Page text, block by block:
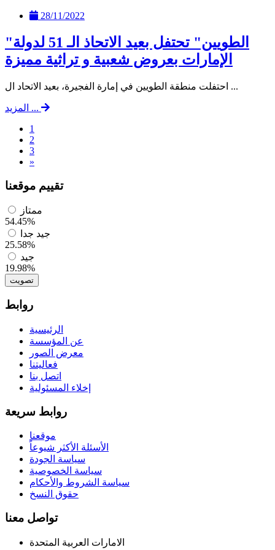
28/11/2022
"الطويين" تحتفل بعيد الاتحاذ الـ 51 لدولة
الإمارات بعروض شعبية و تراثية مميزة
احتفلت منطقة الطويين في إمارة الفجيرة، بعيد الاتحاد ال ...
المزيد ...
1
2
3
»
تقييم موقعنا
ممتاز
54.45%
جيد جدا
25.58%
جيد
19.98%
تصويت
روابط
الرئيسية
عن المؤسسة
معرض الصور
فعاليتنا
اتصل بنا
إخلاء المسئولية
روابط سريعة
موقعنا
الأسئلة الأكثر شيوعاً
سياسة الجودة
سياسة الخصوصية
سياسة الشروط والأحكام
حقوق النسخ
تواصل معنا
الامارات العربية المتحدة